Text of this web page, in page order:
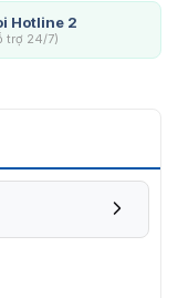
Hotline 2
trợ 24/7)